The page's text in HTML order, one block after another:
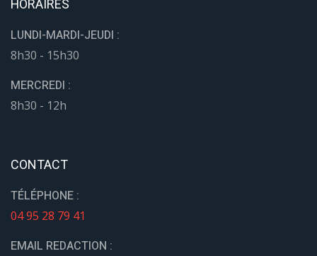
HORAIRES
LUNDI-MARDI-JEUDI :
8h30 - 15h30
MERCREDI :
8h30 - 12h
CONTACT
TÉLÉPHONE :
04 95 28 79 41
EMAIL REDACTION :